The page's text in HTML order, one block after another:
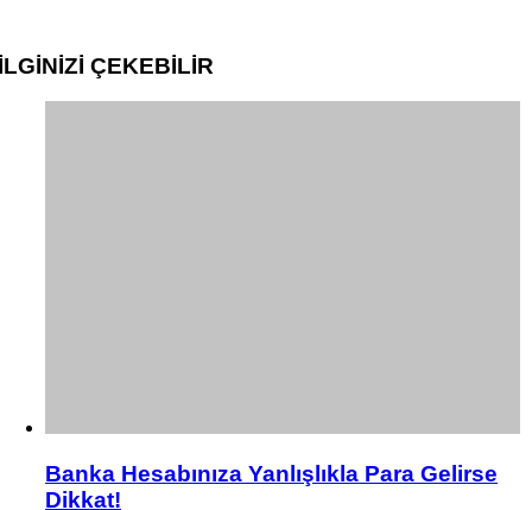
ÇEKEBİLİR
Banka Hesabınıza Yanlışlıkla Para Gelirse
Dikkat!